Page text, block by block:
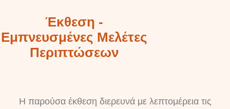
Έκθεση -
Εμπνευσμένες Μελέτες
Περιπτώσεων
Η παρούσα έκθεση διερευνά με λεπτομέρεια τις